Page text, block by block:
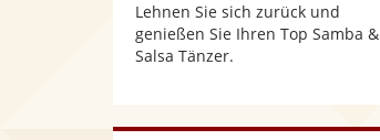
Lehnen Sie sich zurück und
genießen Sie Ihren Top Samba &
Salsa Tänzer.